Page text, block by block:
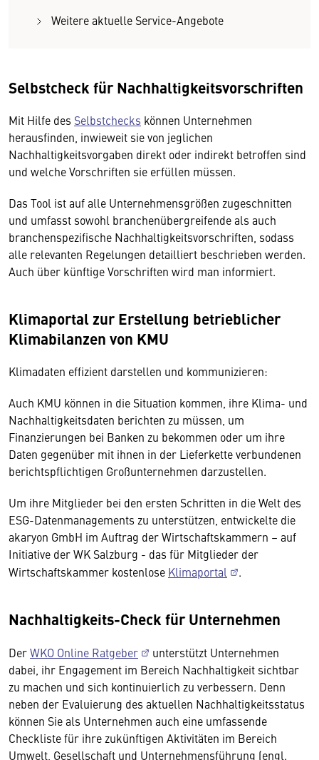
Weitere aktuelle Service-Angebote
Selbstcheck für Nachhaltigkeitsvorschriften
Mit Hilfe des Selbstchecks können Unternehmen
herausfinden, inwieweit sie von jeglichen
Nachhaltigkeitsvorgaben direkt oder indirekt betroffen sind
und welche Vorschriften sie erfüllen müssen.
Das Tool ist auf alle Unternehmensgrößen zugeschnitten
und umfasst sowohl branchenübergreifende als auch
branchenspezifische Nachhaltigkeitsvorschriften, sodass
alle relevanten Regelungen detailliert beschrieben werden.
Auch über künftige Vorschriften wird man informiert.
Klimaportal zur Erstellung betrieblicher
Klimabilanzen von KMU
Klimadaten effizient darstellen und kommunizieren:
Auch KMU können in die Situation kommen, ihre Klima- und
Nachhaltigkeitsdaten berichten zu müssen, um
Finanzierungen bei Banken zu bekommen oder um ihre
Daten gegenüber mit ihnen in der Lieferkette verbundenen
berichtspflichtigen Großunternehmen darzustellen.
Um ihre Mitglieder bei den ersten Schritten in die Welt des
ESG-Datenmanagements zu unterstützen, entwickelte die
akaryon GmbH im Auftrag der Wirtschaftskammern – auf
Initiative der WK Salzburg - das für Mitglieder der
Wirtschaftskammer kostenlose Klimaportal .
Nachhaltigkeits-Check für Unternehmen
DerWKO Online Ratgeber
unterstützt Unternehmen
dabei, ihr Engagement im Bereich Nachhaltigkeit sichtbar
zu machen und sich kontinuierlich zu verbessern. Denn
neben der Evaluierung des aktuellen Nachhaltigkeitsstatus
können Sie als Unternehmen auch eine umfassende
Checkliste für ihre zukünftigen Aktivitäten im Bereich
Umwelt, Gesellschaft und Unternehmensführung (engl.